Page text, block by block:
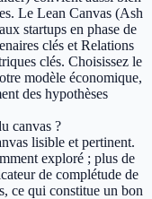
Le Lean Canvas (Ash
startups en phase de
clés et Relations
clés. Choisissez le
modèle économique,
des hypothèses
canvas ?
lisible et pertinent.
exploré ; plus de
de complétude de
ce qui constitue un bon